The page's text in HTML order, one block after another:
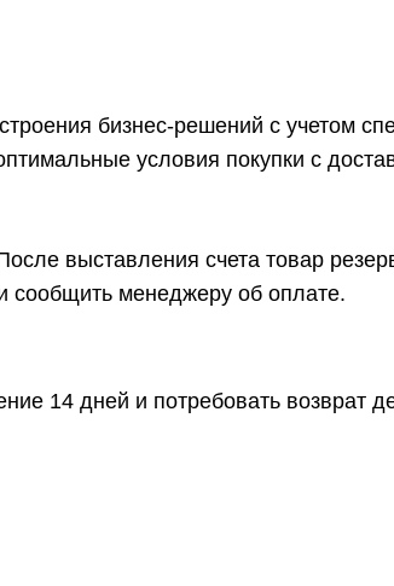
бизнес-решений с учетом
условия покупки с
выставления счета товар
сообщить менеджеру об оплате.
14 дней и потребовать возврат